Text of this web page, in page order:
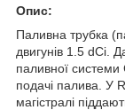
Опис:
Паливна трубка
двигунів 1.5 dCi.
паливної системи
подачі палива. У
магістралі